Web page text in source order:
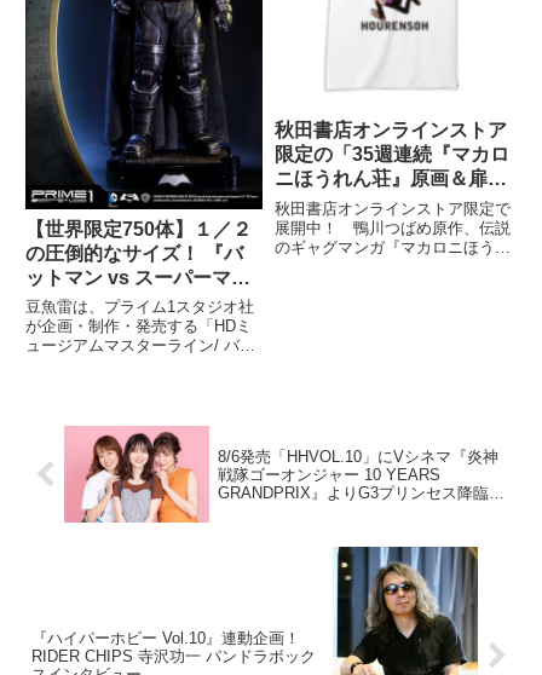
【世界限定750体】１／２
の圧倒的なサイズ！ 『バ
ットマン vs スーパーマン
』版「アーマード・バット
マン」スタチューが登場︕
豆魚雷は、プライム1スタジオ社
が企画・制作・発売する「HDミ
ュージアムマスターライン/ バッ
ーHDMMDC-06」を日本国内で
秋田書店オンラインストア
限定の「35週連続『マカロ
ニほうれん荘』原画＆扉絵
Tシャツ企画」より第29弾
を紹介！
秋田書店オンラインストア限定で
展開中！ 鴨川つばめ原作、伝説
のギャグマンガ『マカロニほうれ
8/6発売「HHVOL.10」にVシネマ『炎神
戦隊ゴーオンジャー 10 YEARS
GRANDPRIX』よりG3プリンセス降臨！
『ハイパーホビー Vol.10』連動企画！
RIDER CHIPS 寺沢功一 パンドラボック